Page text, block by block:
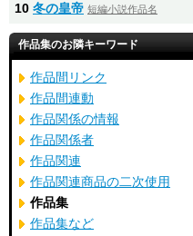
10 冬の皇帝 短編小説作品名
作品集のお隣キーワード
作品間リンク
作品間連動
作品関係の情報
作品関係者
作品関連
作品関連商品の二次使用
作品集
作品集など